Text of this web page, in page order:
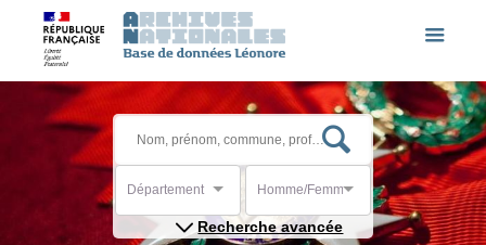
Département Homme/Femme
Recherche avancée